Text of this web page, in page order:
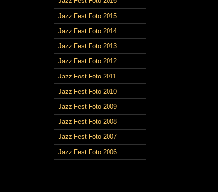
Jazz Fest Foto 2015
Jazz Fest Foto 2014
Jazz Fest Foto 2013
Jazz Fest Foto 2012
Jazz Fest Foto 2011
Jazz Fest Foto 2010
Jazz Fest Foto 2009
Jazz Fest Foto 2008
Jazz Fest Foto 2007
Jazz Fest Foto 2006